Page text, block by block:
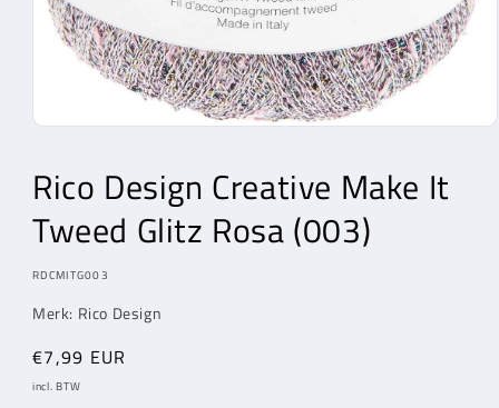
in
modaal
Rico Design Creative Make It
Tweed Glitz Rosa (003)
MODEL:
RDCMITG003
Merk: Rico Design
Normale
prijs
€7,99 EUR
incl. BTW